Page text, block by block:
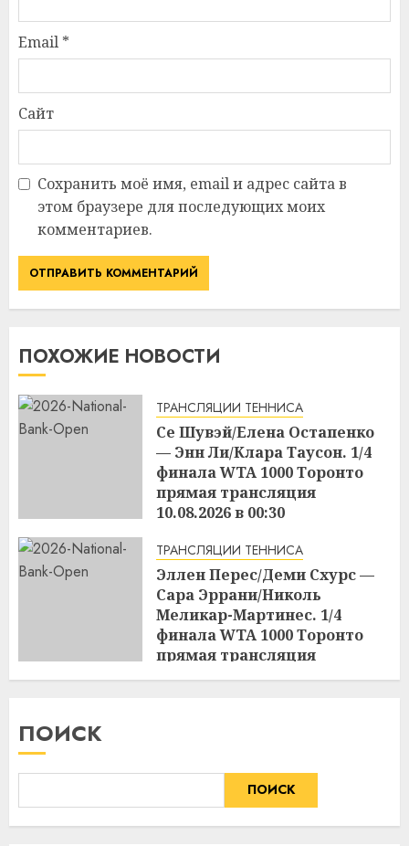
Email *
Сайт
Сохранить моё имя, email и адрес сайта в
этом браузере для последующих моих
комментариев.
ПОХОЖИЕ НОВОСТИ
ТРАНСЛЯЦИИ ТЕННИСА
Се Шувэй/Елена Остапенко
— Энн Ли/Клара Таусон. 1/4
финала WTA 1000 Торонто
прямая трансляция
10.08.2026 в 00:30
ТРАНСЛЯЦИИ ТЕННИСА
Эллен Перес/Деми Схурс —
Сара Эррани/Николь
Меликар-Мартинес. 1/4
финала WTA 1000 Торонто
прямая трансляция
09.08.2026 в 21:00
ПОИСК
ПОИСК